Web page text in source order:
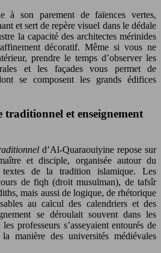
à son parement de faïences vertes,
et sert de repère visuel dans le dédale
la capacité des architectes mérinides
décoratif. Même si vous ne
prendre le temps d’observer les
et les façades vous permet de
se composent les grands édifices
traditionnel et enseignement
d’Al-Quaraouiyine repose sur
et disciple, organisée autour du
textes de la tradition islamique. Les
de fiqh (droit musulman), de tafsîr
mais aussi de logique, de rhétorique
au calcul des calendriers et des
se déroulait souvent dans les
professeurs s’asseyaient entourés de
manière des universités médiévales